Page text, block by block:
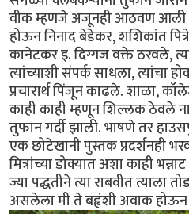
वीक म्हणजे अजूनही आठवण आली
होऊन निनाद बेडेकर, शशिकांत
कानेटकर इ. दिग्गज वक्ते ठरवले,
त्यांच्याशी संपर्क साधला, त्यांचा
प्रचारार्थ पिंजून काढले. शाळा,
काही काही म्हणून शिल्लक ठेवले
तुफान गर्दी झाली. भाषणे तर
एक छोटेखानी पुस्तक प्रदर्शनही
मित्रांच्या डोक्यात अशा काही
ज्या पद्धतीने त्या राबवीत त्याला
असलेला मी ते बह्वंशी अवाक